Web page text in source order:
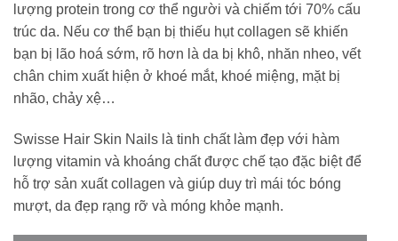
lượng protein trong cơ thể người và chiếm tới 70% cấu
trúc da. Nếu cơ thể bạn bị thiếu hụt collagen sẽ khiến
bạn bị lão hoá sớm, rõ hơn là da bị khô, nhăn nheo, vết
chân chim xuất hiện ở khoé mắt, khoé miệng, mặt bị
nhão, chảy xệ…
Swisse Hair Skin Nails là tinh chất làm đẹp với hàm
lượng vitamin và khoáng chất được chế tạo đặc biệt để
hỗ trợ sản xuất collagen và giúp duy trì mái tóc bóng
mượt, da đẹp rạng rỡ và móng khỏe mạnh.